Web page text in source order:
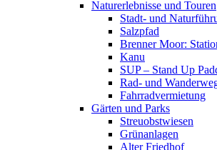
Naturerlebnisse und Touren
Stadt- und
Salzpfad
Brenner Moor:
Kanu
SUP – Stand Up
Rad- und
Fahrradvermietung
Gärten und Parks
Streuobstwiesen
Grünanlagen
Alter Friedhof